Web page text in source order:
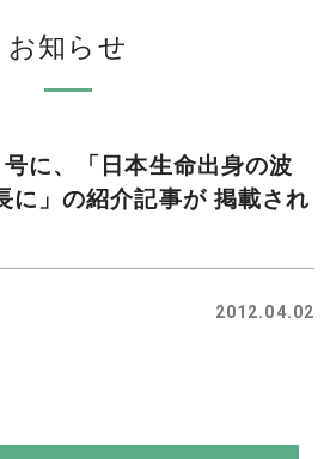
お知らせ
に、「日本生命出身の波
に」の紹介記事が 掲載され
2012.04.02